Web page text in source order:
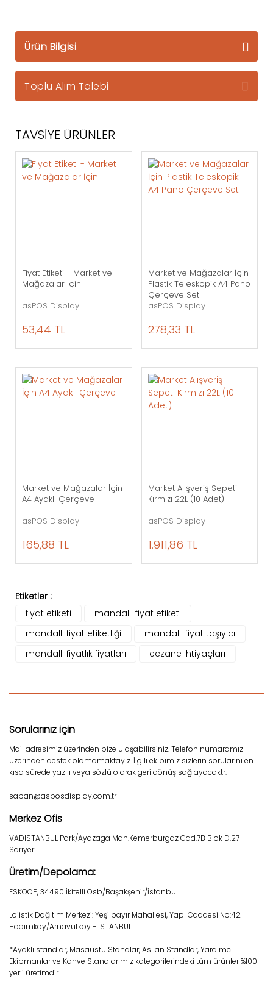
Ürün Bilgisi
Toplu Alım Talebi
TAVSİYE ÜRÜNLER
Fiyat Etiketi - Market ve
Mağazalar İçin
asPOS Display
53,44 TL
Market ve Mağazalar İçin
Plastik Teleskopik A4 Pano
Çerçeve Set
asPOS Display
278,33 TL
Market ve Mağazalar İçin
A4 Ayaklı Çerçeve
asPOS Display
165,88 TL
Market Alışveriş Sepeti
Kırmızı 22L (10 Adet)
asPOS Display
1.911,86 TL
Etiketler :
fiyat etiketi
mandallı fiyat etiketi
mandallı fiyat etiketliği
mandallı fiyat taşıyıcı
mandallı fiyatlık fiyatları
eczane ihtiyaçları
Sorularınız için
Mail adresimiz üzerinden bize ulaşabilirsiniz. Telefon numaramız
üzerinden destek olamamaktayız. İlgili ekibimiz sizlerin sorularını en
kısa sürede yazılı veya sözlü olarak geri dönüş sağlayacaktr.
saban@asposdisplay.com.tr
Merkez Ofis
VADISTANBUL Park/Ayazaga Mah.Kemerburgaz Cad.7B Blok D.27
Sarıyer
Üretim/Depolama:
ESKOOP, 34490 İkitelli Osb/Başakşehir/İstanbul
Lojistik Dağıtım Merkezi: Yeşilbayır Mahallesi, Yapı Caddesi No:42
Hadımköy/Arnavutköy - ISTANBUL
*Ayaklı standlar, Masaüstü Standlar, Asılan Standlar, Yardımcı
Ekipmanlar ve Kahve Standlarımız kategorilerindeki tüm ürünler %100
yerli üretimdir.